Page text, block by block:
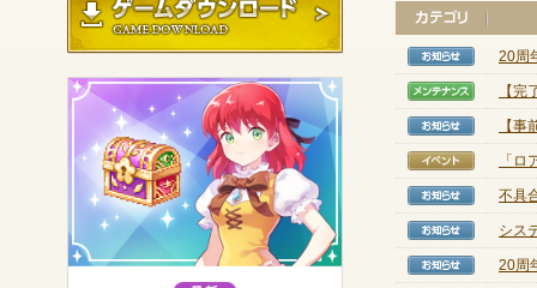
【お
20周
【メ
【
【お
【
【イ
「
【お
不具
【お
シス
【お
20周